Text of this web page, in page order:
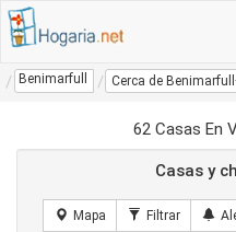
Benimarfull Cerca de Benimarfull
62 Casas En
Casas y